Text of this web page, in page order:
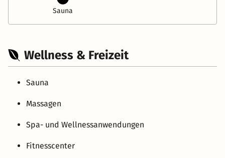
Sauna
Wellness & Freizeit
Sauna
Massagen
Spa- und Wellnessanwendungen
Fitnesscenter